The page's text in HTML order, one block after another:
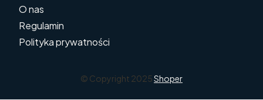
O nas
Regulamin
Polityka prywatności
© Copyright 2025Shoper